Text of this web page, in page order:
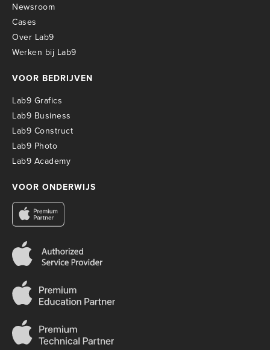
Newsroom
Cases
Over Lab9
Werken bij Lab9
VOOR BEDRIJVEN
Lab9 Grafics
Lab9 Business
Lab9 Construct
Lab9 Photo
Lab9 Academy
VOOR ONDERWIJS